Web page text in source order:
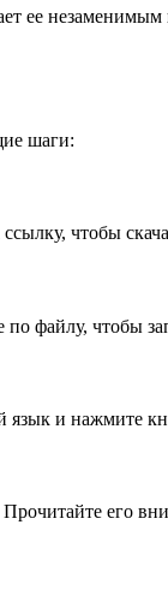
ее
шаги:
чтобы
файлу, чтобы
язык и нажмите
его